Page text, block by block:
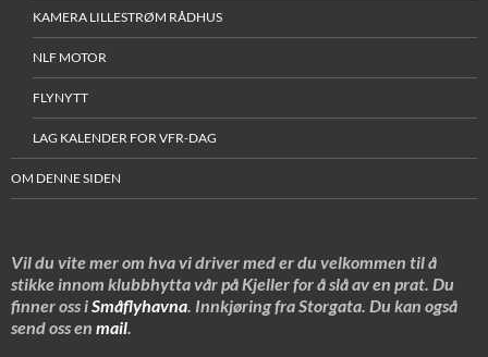
KAMERA LILLESTRØM RÅDHUS
NLF MOTOR
FLYNYTT
LAG KALENDER FOR VFR-DAG
OM DENNE SIDEN
Vil du vite mer om hva vi driver med er du velkommen til å
stikke innom klubbhytta vår på Kjeller for å slå av en prat. Du
finner oss iSmåflyhavna. Innkjøring fra Storgata. Du kan også
send oss en mail.